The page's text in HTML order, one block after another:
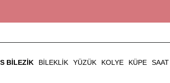
BILEZIK BILEKLIK YÜZÜK KOLYE KÜPE SAAT